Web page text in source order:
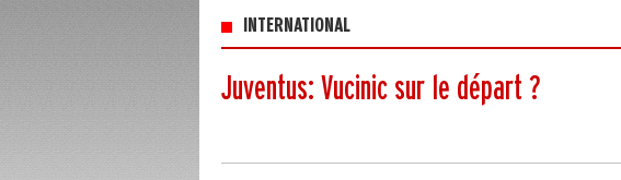
INTERNATIONAL
Juventus: Vucinic sur le départ ?